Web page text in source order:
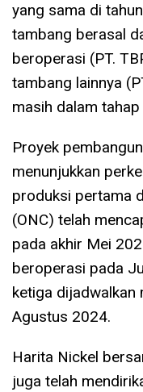
yang sama di
tambang berasal
beroperasi (PT.
tambang lainnya
masih dalam
Proyek
menunjukkan
produksi pertama
(ONC) telah
pada akhir Mei
beroperasi pada
ketiga dijadwalkan
Agustus 2024.
Harita Nickel
juga telah